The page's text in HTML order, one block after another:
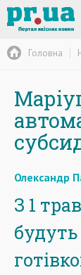
Головна
Олександр
З 1